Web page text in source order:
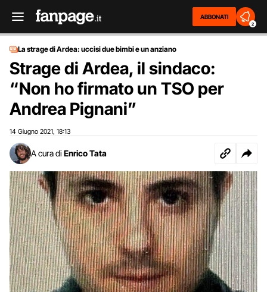
ABBONATI
2
La strage di Ardea: uccisi due bimbi e un anziano
Strage di Ardea, il sindaco:
“Non ho firmato un TSO per
Andrea Pignani”
14 Giugno 2021 18:13
A cura di Enrico Tata